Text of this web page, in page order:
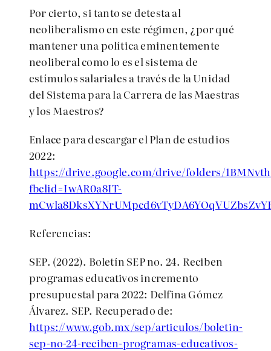
Por cierto, si tanto se detesta al
neoliberalismo en este régimen, ¿por qué
mantener una política eminentemente
neoliberal como lo es el sistema de
estímulos salariales a través de la Unidad
del Sistema para la Carrera de las Maestras
y los Maestros?
Enlace para descargar el Plan de estudios
2022:
https://drive.google.com/drive/folders/
fbclid=IwAR0a8IT-
Referencias:
SEP. (2022). Boletín SEP no. 24. Reciben
programas educativos incremento
presupuestal para 2022: Delfina Gómez
Álvarez. SEP. Recuperado de:
https://www.gob.mx/sep/articulos/boletin-
sep-no-24-reciben-programas-educativos-